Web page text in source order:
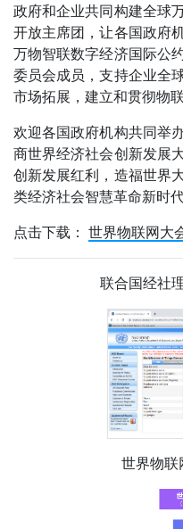
政府和企业共同构建全球
开放主席团，让各国政府
万物智联数字经济国际公
委员会成员，支持企业全
市场拓展，建立和贯彻物
欢迎各国政府机构共同举
商世界经济社会创新发展
创新发展红利，造福世界
类经济社会智慧革命新时代
点击下载： 世界物联网大
联合国经社
世界物联